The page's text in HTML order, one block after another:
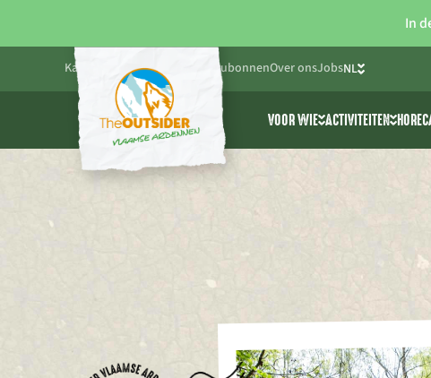
In
Kalender BlogPraktisch CadeaubonnenOver onsJobsNL
FR
EN
VOOR WIE
Friends & Family
ACTIVITEITEN
Alle